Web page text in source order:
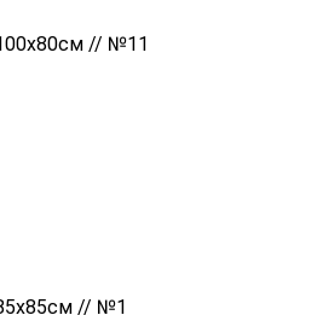
// №11
// №1